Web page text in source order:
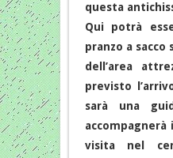
questa
Qui potrà
pranzo a
dell’area
previsto
sarà una
visita nel